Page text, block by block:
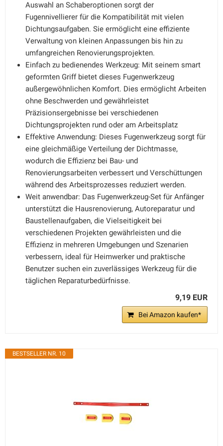
Auswahl an Schaberoptionen sorgt der
Fugennivellierer für die Kompatibilität mit vielen
Dichtungsaufgaben. Sie ermöglicht eine effiziente
Verwaltung von kleinen Anpassungen bis hin zu
umfangreichen Renovierungsprojekten.
Einfach zu bedienendes Werkzeug: Mit seinem smart
geformten Griff bietet dieses Fugenwerkzeug
außergewöhnlichen Komfort. Dies ermöglicht Arbeiten
ohne Beschwerden und gewährleistet
Präzisionsergebnisse bei verschiedenen
Dichtungsprojekten rund oder am Arbeitsplatz
Effektive Anwendung: Dieses Fugenwerkzeug sorgt für
eine gleichmäßige Verteilung der Dichtmasse,
wodurch die Effizienz bei Bau- und
Renovierungsarbeiten verbessert und Verschüttungen
während des Arbeitsprozesses reduziert werden.
Weit anwendbar: Das Fugenwerkzeug-Set für Anfänger
unterstützt die Hausrenovierung, Autoreparatur und
Baustellenaufgaben, die Vielseitigkeit bei
verschiedenen Projekten gewährleisten und die
Effizienz in mehreren Umgebungen und Szenarien
verbessern, ideal für Heimwerker und praktische
Benutzer suchen ein zuverlässiges Werkzeug für die
täglichen Reparaturbedürfnisse.
9,19 EUR
Bei Amazon kaufen*
BESTSELLER NR. 10